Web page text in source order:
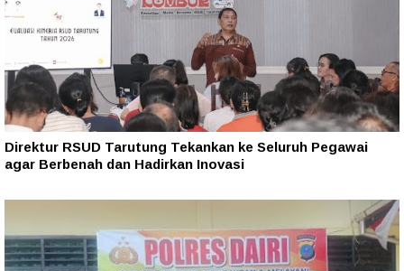
Direktur RSUD Tarutung Tekankan ke Seluruh Pegawai
agar Berbenah dan Hadirkan Inovasi